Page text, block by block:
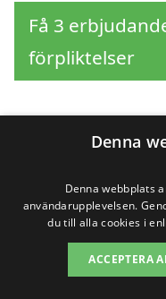
Få 3
förpliktelser
Sök efter
andra
Denna
Denna webbplats
användarupplevelsen.
du till alla cookies i
ACCEPTERA